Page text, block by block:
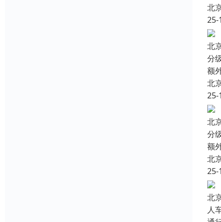
北
25-
北
分
额
北
25-
北
分
额
北
25-
北
人